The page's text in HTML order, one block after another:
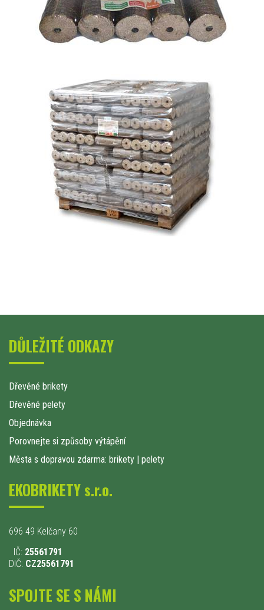
DŮLEŽITÉ ODKAZY
Dřevěné brikety
Dřevěné pelety
Objednávka
Porovnejte si způsoby výtápění
Města s dopravou zdarma: brikety | pelety
EKOBRIKETY s.r.o.
696 49 Kelčany 60
IČ: 25561791
DIČ: CZ25561791
SPOJTE SE S NÁMI